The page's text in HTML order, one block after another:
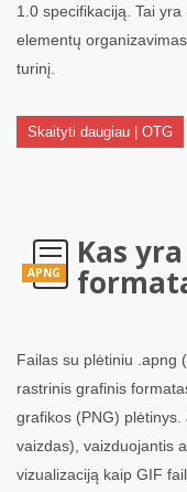
1.0 specifikaciją. Tai
elementų
turinį.
Skaityti daugiau | OTG
APNG
Kas
Failas su plėtiniu .apng
rastrinis grafinis
grafikos (PNG)
vaizdas), vaizduojantis
vizualizaciją kaip GIF